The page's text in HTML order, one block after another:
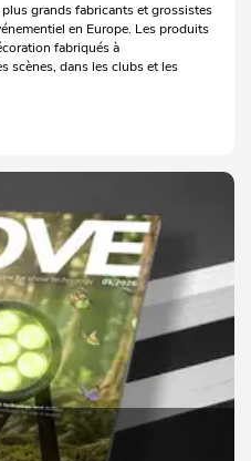
grands fabricants et grossistes
en Europe. Les produits
fabriqués à
scènes, dans les clubs et les